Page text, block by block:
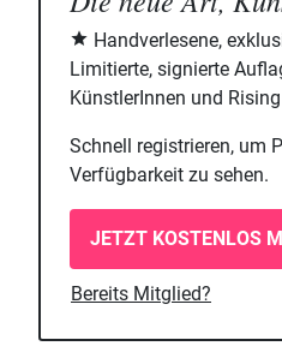
Handverlesene,
Limitierte, signierte
KünstlerInnen und
Schnell registrieren, um
Verfügbarkeit zu sehen.
JETZT KOSTENLOS
Bereits Mitglied?